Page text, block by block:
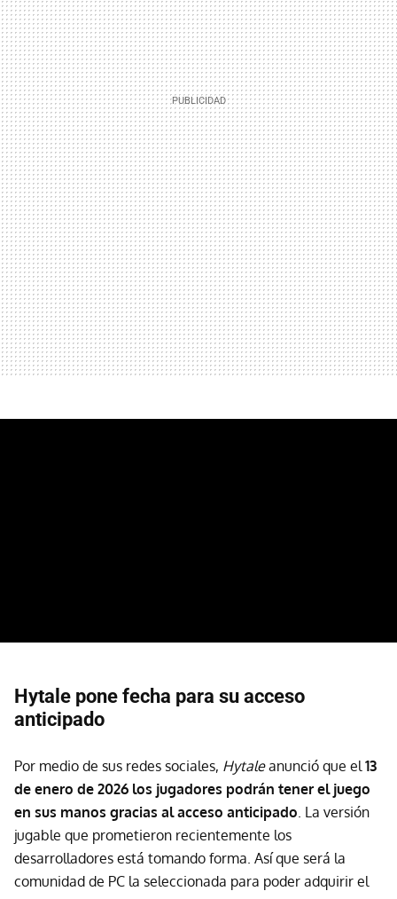
Hytale pone fecha para su acceso
anticipado
Por medio de sus redes sociales, Hytaleanunció que el13
de enero de 2026 los jugadores podrán tener el juego
en sus manos gracias al acceso anticipado. La versión
jugable que prometieron recientemente los
desarrolladores está tomando forma. Así que será la
comunidad de PC la seleccionada para poder adquirir el